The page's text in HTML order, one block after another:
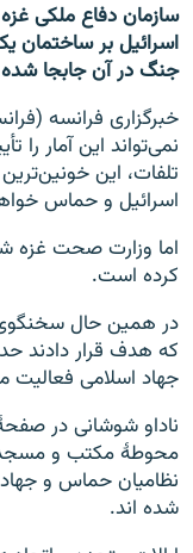
همۀ سایت‌های رادیو
سازمان دفاع ملکی
اسرائیل بر ساختمان
جنگ در آن جابجا شده بودند، ۹۳
خبرگزاری فرانسه
نمی‌تواند این آمار را
تلفات، این
اسرائیل و حماس
کرده است.
در همین حال
جهاد اسلامی فعالیت
ناداو شوشانی در
محوطۀ مکتب و
نظامیان حماس و
شده اند.